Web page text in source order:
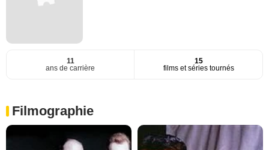
11
ans de carrière
15
films et séries tournés
Filmographie